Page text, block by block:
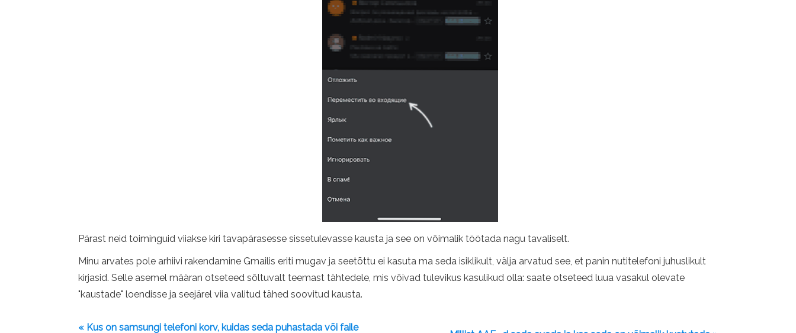
Pärast neid toiminguid viiakse kiri tavapärasesse sissetulevasse kausta ja see on võimalik töötada nagu tavaliselt.
Minu arvates pole arhiivi rakendamine Gmailis eriti mugav ja seetõttu ei kasuta ma seda isiklikult, välja arvatud see, et panin nutitelefoni juhuslikult
kirjasid. Selle asemel määran otseteed sõltuvalt teemast tähtedele, mis võivad tulevikus kasulikud olla: saate otseteed luua vasakul olevate
"kaustade" loendisse ja seejärel viia valitud tähed soovitud kausta.
« Kus on samsungi telefoni korv, kuidas seda puhastada või faile